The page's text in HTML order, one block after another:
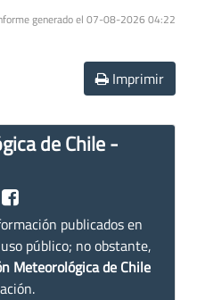
generado el 07-08-2026 04:22
Imprimir
de Chile -
publicados en
público; no obstante,
Meteorológica de Chile